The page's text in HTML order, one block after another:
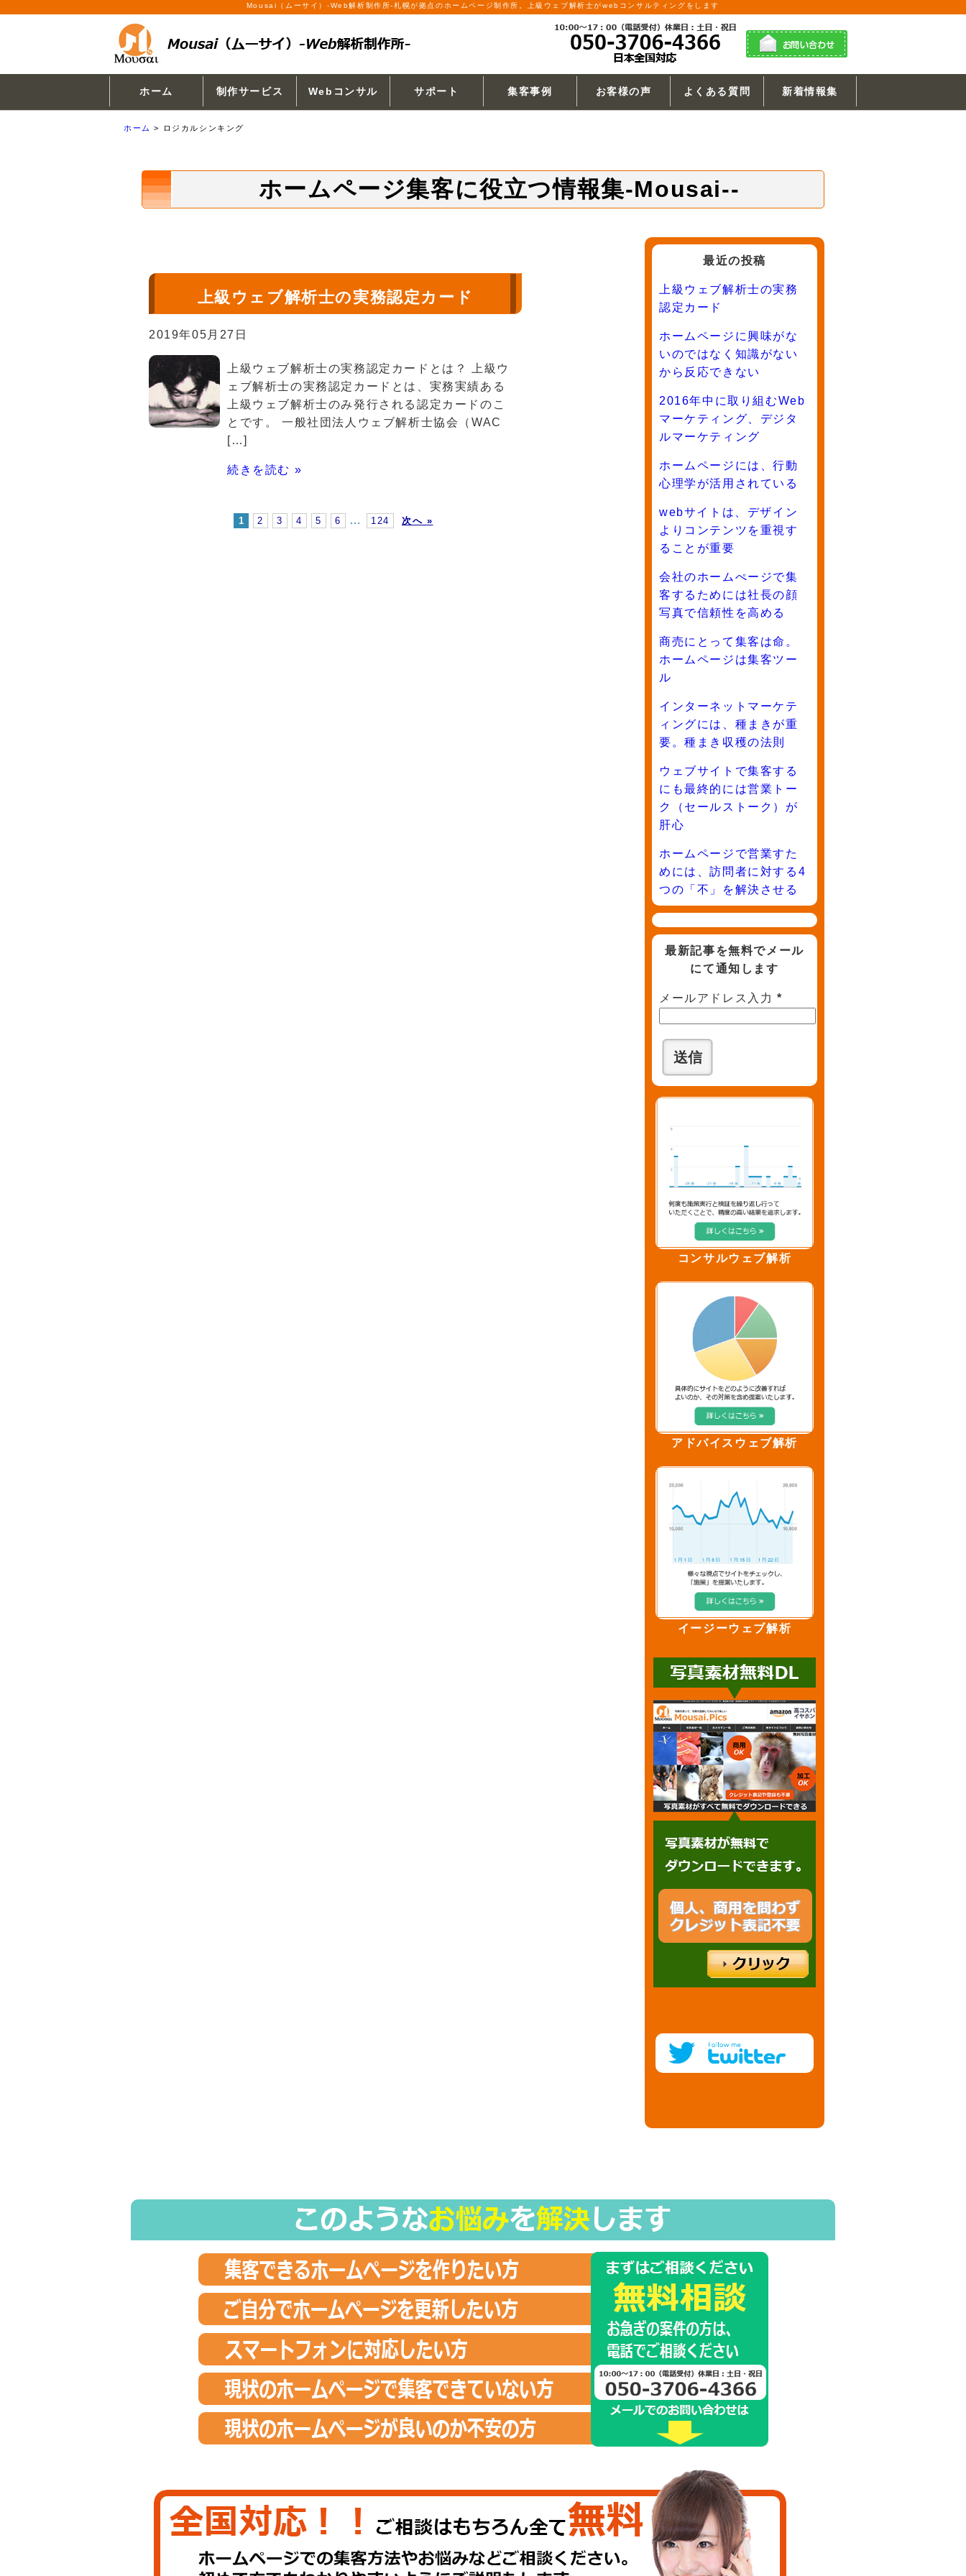
Mousai（ムーサイ）-Web解析制作所-札幌が拠点のホームページ制作所。上級ウェブ解析士がwebコンサルティングをします
ホーム 制作サービス Webコンサル サポート 集客事例 お客様の声 よくある質問 新着情報集
ホーム > ロジカルシンキング
ホームページ集客に役立つ情報集-Mousai--
上級ウェブ解析士の実務認定カード
2019年05月27日
上級ウェブ解析士の実務認定カードとは？ 上級ウ
ェブ解析士の実務認定カードとは、実務実績ある
上級ウェブ解析士のみ発行される認定カードのこ
とです。 一般社団法人ウェブ解析士協会（WAC
[…]
続きを読む »
1 2 3 4 5 6 … 124 次へ »
最近の投稿
上級ウェブ解析士の実務
認定カード
ホームページに興味がな
いのではなく知識がない
から反応できない
2016年中に取り組むWeb
マーケティング、デジタ
ルマーケティング
ホームページには、行動
心理学が活用されている
webサイトは、デザイン
よりコンテンツを重視す
ることが重要
会社のホームぺージで集
客するためには社長の顔
写真で信頼性を高める
商売にとって集客は命。
ホームページは集客ツー
ル
インターネットマーケテ
ィングには、種まきが重
要。種まき収穫の法則
ウェブサイトで集客する
にも最終的には営業トー
ク（セールストーク）が
肝心
ホームページで営業すた
めには、訪問者に対する4
つの「不」を解決させる
最新記事を無料でメール
にて通知します
メールアドレス入力 *
コンサルウェブ解析
アドバイスウェブ解析
イージーウェブ解析